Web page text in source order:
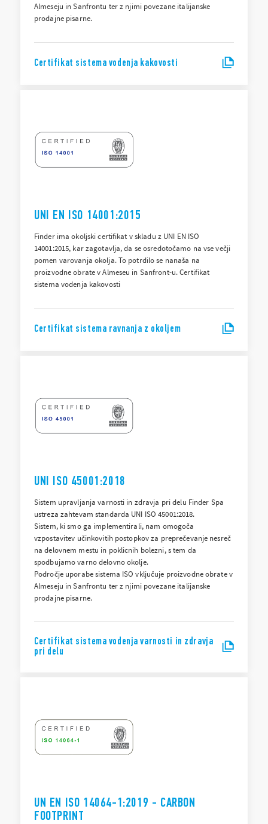
Almeseju in Sanfrontu ter z njimi povezane italijanske
prodajne pisarne.
Certifikat sistema vodenja kakovosti
UNI EN ISO 14001:2015
Finder ima okoljski certifikat v skladu z UNI EN ISO
14001:2015, kar zagotavlja, da se osredotočamo na vse večji
pomen varovanja okolja. To potrdilo se nanaša na
proizvodne obrate v Almeseu in Sanfront-u. Certifikat
sistema vodenja kakovosti
Certifikat sistema ravnanja z okoljem
UNI ISO 45001:2018
Sistem upravljanja varnosti in zdravja pri delu Finder Spa
ustreza zahtevam standarda UNI ISO 45001:2018.
Sistem, ki smo ga implementirali, nam omogoča
vzpostavitev učinkovitih postopkov za preprečevanje nesreč
na delovnem mestu in poklicnih bolezni, s tem da
spodbujamo varno delovno okolje.
Področje uporabe sistema ISO vključuje proizvodne obrate v
Almeseju in Sanfrontu ter z njimi povezane italijanske
prodajne pisarne.
Certifikat sistema vodenja varnosti in zdravja
pri delu
UN EN ISO 14064-1:2019 - CARBON
FOOTPRINT